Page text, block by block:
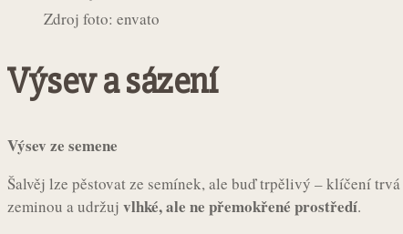
Zdroj foto: envato
Výsev a sázení
Výsev ze semene
Šalvěj lze pěstovat ze semínek, ale buď trpělivý – klíčení trvá
zeminou a udržuj vlhké, ale ne přemokřené prostředí.